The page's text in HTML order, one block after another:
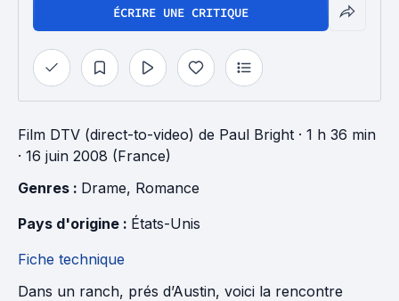
ÉCRIRE UNE CRITIQUE
Film DTV (direct-to-video) de Paul Bright · 1 h 36 min
· 16 juin 2008 (France)
Genres : Drame, Romance
Pays d'origine : États-Unis
Fiche technique
Dans un ranch, prés d’Austin, voici la rencontre